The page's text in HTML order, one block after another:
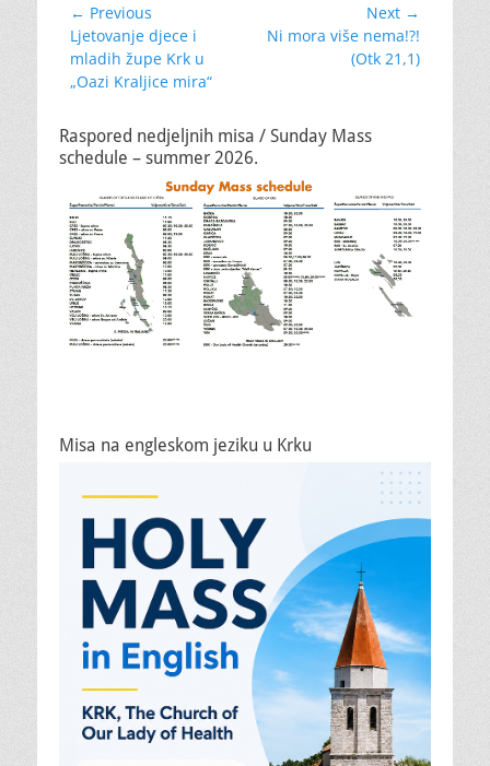
Navigacija
objava
← Previous
Previous
post:
Ljetovanje djece i
mladih župe Krk u
„Oazi Kraljice mira“
Next →
NextNi mora više nema!?!
(Otk 21,1)
Raspored nedjeljnih misa / Sunday Mass
schedule – summer 2026.
Misa na engleskom jeziku u Krku